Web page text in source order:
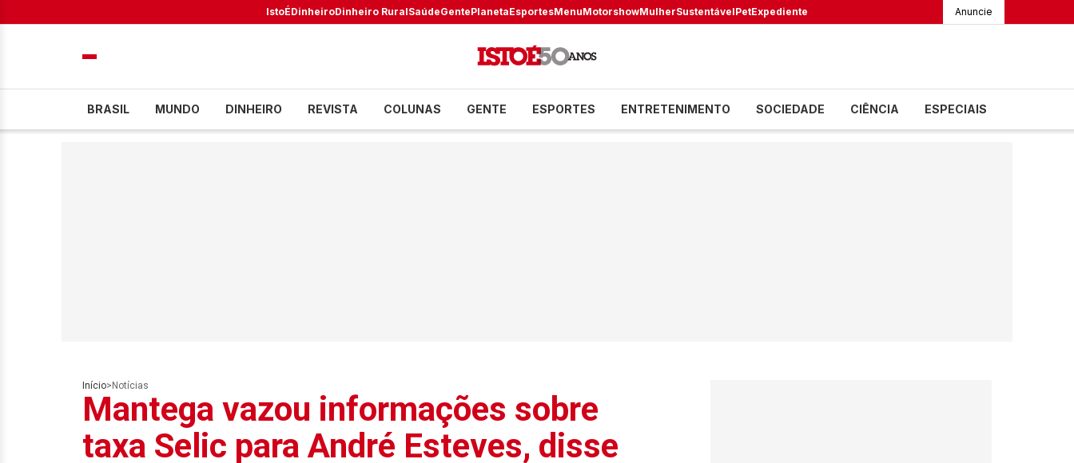
IstoÉDinheiroDinheiro RuralSaúdeGentePlanetaEsportesMenuMotorshowMulherSustentávelPetExpediente Anuncie
BRASIL MUNDO DINHEIRO REVISTA COLUNAS GENTE ESPORTES ENTRETENIMENTO SOCIEDADE CIÊNCIA ESPECIAIS
Início> Notícias
Mantega vazou informações sobre
taxa Selic para André Esteves, disse